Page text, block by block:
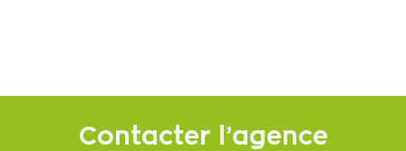
Contacter l’agence